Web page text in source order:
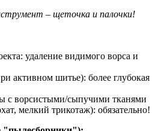
– щеточка и палочки!
удаление видимого ворса и
активном шитье): более глубокая
с ворсистыми/сыпучими тканями
мелкий трикотаж): обязательно!